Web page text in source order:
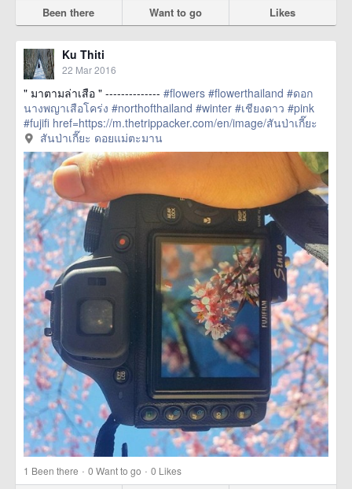
Been there Want to go Likes
Ku Thiti
22 Mar 2016
" มาตามล่าเสือ " -------------- #flowers #flowerthailand #ดอก
นางพญาเสือโคร่ง #northofthailand #winter #เชียงดาว #pink
#fujifi href=https://m.thetrippacker.com/en/image/สันป่าเกี๊ยะ
ดอยแม่ตะมาน/192494> more
สันป่าเกี๊ยะ ดอยแม่ตะมาน
1 Been there · 0 Want to go · 0 Likes